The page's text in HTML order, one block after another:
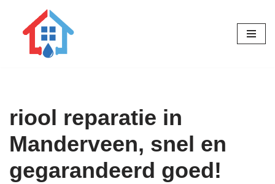
riool reparatie in
Manderveen, snel en
gegarandeerd goed!